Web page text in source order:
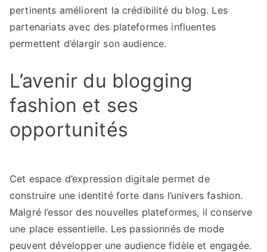
pertinents améliorent la crédibilité du blog. Les
partenariats avec des plateformes influentes
permettent d’élargir son audience.
L’avenir du blogging
fashion et ses
opportunités
Cet espace d’expression digitale permet de
construire une identité forte dans l’univers fashion.
Malgré l’essor des nouvelles plateformes, il conserve
une place essentielle. Les passionnés de mode
peuvent développer une audience fidèle et engagée.